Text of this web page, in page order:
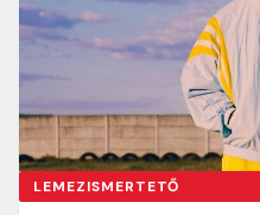
LEMEZISMERTETŐ